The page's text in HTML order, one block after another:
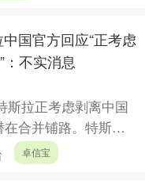
国官方回应“正考虑
：不实消息
斯拉正考虑剥离中国
合并铺路。特斯拉
“不实消息”。 此
卓信宝